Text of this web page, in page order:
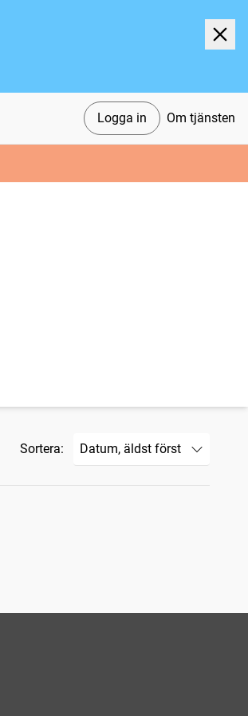
Logga in Om tjänsten
Sortera: